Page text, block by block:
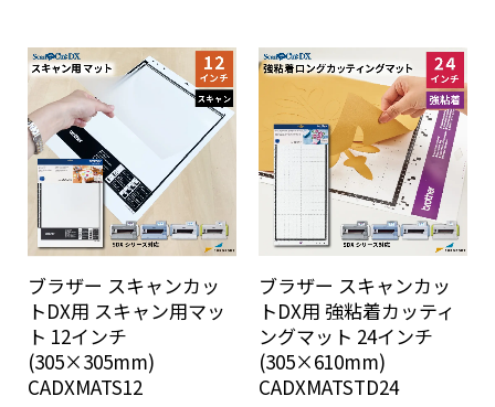
ブラザー スキャンカッ
トDX用 スキャン用マッ
ト 12インチ
(305×305mm)
CADXMATS12
ブラザー スキャンカッ
トDX用 強粘着カッティ
ングマット 24インチ
(305×610mm)
CADXMATSTD24